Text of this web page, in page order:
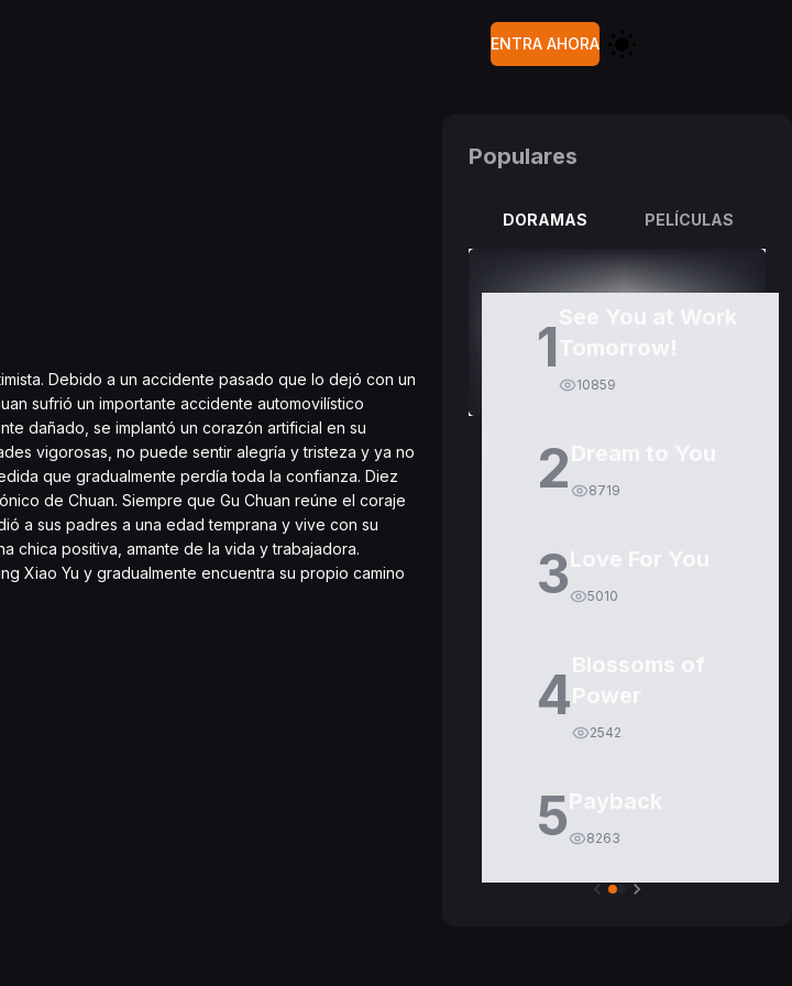
ENTRA AHORA
Debido a un accidente pasado que lo dejó con un
sufrió un importante accidente automovilístico
dañado, se implantó un corazón artificial en su
vigorosas, no puede sentir alegría y tristeza y ya no
que gradualmente perdía toda la confianza. Diez
de Chuan. Siempre que Gu Chuan reúne el coraje
a sus padres a una edad temprana y vive con su
chica positiva, amante de la vida y trabajadora.
Xiao Yu y gradualmente encuentra su propio camino
Populares
DORAMAS PELÍCULAS
1
10859
2 8719
3 5010
4
2542
5 8263